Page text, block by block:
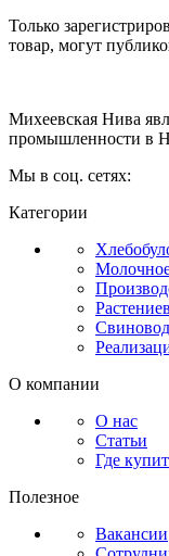
Только
товар, могут
Михеевская Нива
промышленности в
Мы в соц. сетях:
Категории
О компании
О нас
Статьи
Где
Полезное
Вакансии